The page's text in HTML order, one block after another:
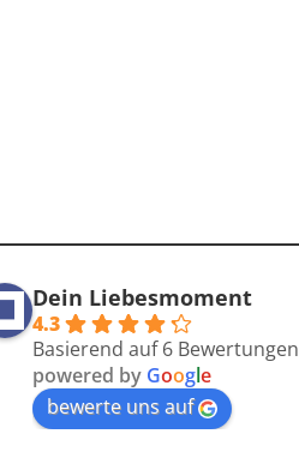
Dein Liebesmoment
4.3
Basierend auf 6 Bewertungen
powered by Google
bewerte uns auf